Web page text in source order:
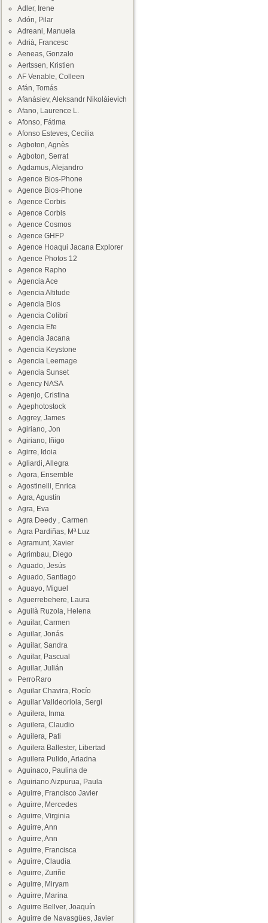
Adler, Irene
Adón, Pilar
Adreani, Manuela
Adrià, Francesc
Aeneas, Gonzalo
Aertssen, Kristien
AF Venable, Colleen
Afán, Tomás
Afanásiev, Aleksandr Nikoláievich
Afano, Laurence L.
Afonso, Fátima
Afonso Esteves, Cecilia
Agboton, Agnès
Agboton, Serrat
Agdamus, Alejandro
Agence Bios-Phone
Agence Bios-Phone
Agence Corbis
Agence Corbis
Agence Cosmos
Agence GHFP
Agence Hoaqui Jacana Explorer
Agence Photos 12
Agence Rapho
Agencia Ace
Agencia Altitude
Agencia Bios
Agencia Colibrí
Agencia Efe
Agencia Jacana
Agencia Keystone
Agencia Leemage
Agencia Sunset
Agency NASA
Agenjo, Cristina
Agephotostock
Aggrey, James
Agiriano, Jon
Agiriano, Iñigo
Agirre, Idoia
Agliardi, Allegra
Agora, Ensemble
Agostinelli, Enrica
Agra, Agustín
Agra, Eva
Agra Deedy , Carmen
Agra Pardiñas, Mª Luz
Agramunt, Xavier
Agrimbau, Diego
Aguado, Jesús
Aguado, Santiago
Aguayo, Miguel
Aguerrebehere, Laura
Aguilà Ruzola, Helena
Aguilar, Carmen
Aguilar, Jonás
Aguilar, Sandra
Aguilar, Pascual
Aguilar, Julián
PerroRaro
Aguilar Chavira, Rocío
Aguilar Valldeoriola, Sergi
Aguilera, Inma
Aguilera, Claudio
Aguilera, Pati
Aguilera Ballester, Libertad
Aguilera Pulido, Ariadna
Aguinaco, Paulina de
Aguiriano Aizpurua, Paula
Aguirre, Francisco Javier
Aguirre, Mercedes
Aguirre, Virginia
Aguirre, Ann
Aguirre, Ann
Aguirre, Francisca
Aguirre, Claudia
Aguirre, Zuriñe
Aguirre, Miryam
Aguirre, Marina
Aguirre Bellver, Joaquín
Aguirre de Navasgües, Javier